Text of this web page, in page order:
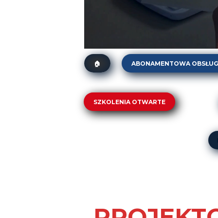
🏠 ABONAMENTOWA
Abonament dla firm
„AUDIT WATCH”. Stały
Abonament ISO 9001
SZKOLENIA OTWARTE
DT-01. Zarządzanie zmianą w
DT-02. Service Design Thinking
DT-04. Human-Centered Six Sigma
ZJ-02. Inspektor Kontroli Jakości